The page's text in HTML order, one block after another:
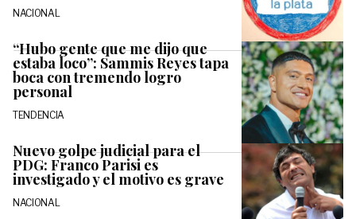
NACIONAL
“Hubo gente que me dijo que
estaba loco”: Sammis Reyes tapa
boca con tremendo logro
personal
TENDENCIA
Nuevo golpe judicial para el
PDG: Franco Parisi es
investigado y el motivo es grave
NACIONAL